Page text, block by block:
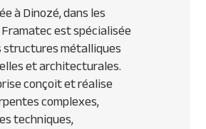
à Dinozé, dans les
est spécialisée
structures métalliques
et architecturales.
conçoit et réalise
complexes,
techniques,